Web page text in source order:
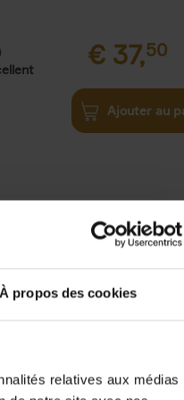
À propos des cookies
relatives aux médias
€ 37,50
Ajouter au
world 29,99
Ajouter au